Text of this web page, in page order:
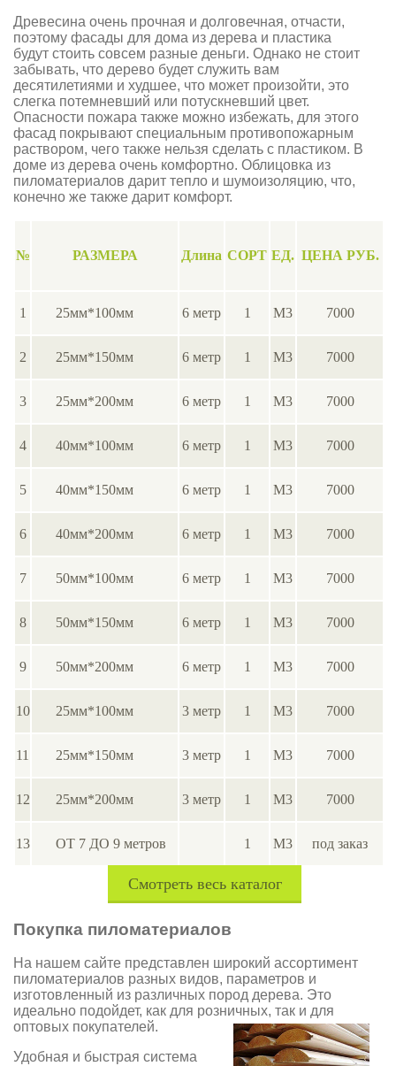
Древесина очень прочная и долговечная, отчасти,
поэтому фасады для дома из дерева и пластика
будут стоить совсем разные деньги. Однако не стоит
забывать, что дерево будет служить вам
десятилетиями и худшее, что может произойти, это
слегка потемневший или потускневший цвет.
Опасности пожара также можно избежать, для этого
фасад покрывают специальным противопожарным
раствором, чего также нельзя сделать с пластиком. В
доме из дерева очень комфортно. Облицовка из
пиломатериалов дарит тепло и шумоизоляцию, что,
конечно же также дарит комфорт.
№ РАЗМЕРА Длина СОРТ ЕД. ЦЕНА РУБ.
1 25мм*100мм 6 метр 1 М3 7000
2 25мм*150мм 6 метр 1 М3 7000
3 25мм*200мм 6 метр 1 М3 7000
4 40мм*100мм 6 метр 1 М3 7000
5 40мм*150мм 6 метр 1 М3 7000
6 40мм*200мм 6 метр 1 М3 7000
7 50мм*100мм 6 метр 1 М3 7000
8 50мм*150мм 6 метр 1 М3 7000
9 50мм*200мм 6 метр 1 М3 7000
10 25мм*100мм 3 метр 1 М3 7000
11 25мм*150мм 3 метр 1 М3 7000
12 25мм*200мм 3 метр 1 М3 7000
13 ОТ 7 ДО 9 метров 1 М3 под заказ
Смотреть весь каталог
Покупка пиломатериалов
На нашем сайте представлен широкий ассортимент
пиломатериалов разных видов, параметров и
изготовленный из различных пород дерева. Это
идеально подойдет, как для розничных, так и для
оптовых покупателей.
Удобная и быстрая система